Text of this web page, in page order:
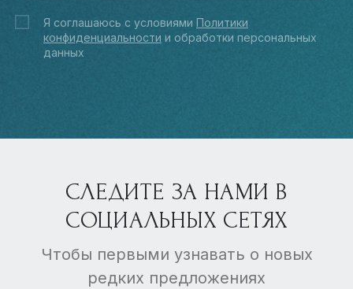
Я соглашаюсь с условиями Политики
конфиденциальности и обработки персональных
данных
СЛЕДИТЕ ЗА НАМИ В
СОЦИАЛЬНЫХ СЕТЯХ
Чтобы первыми узнавать о новых
редких предложениях